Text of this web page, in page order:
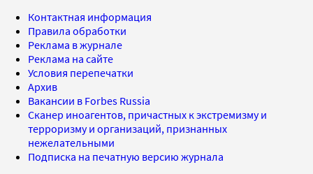
Контактная информация
Правила обработки
Реклама в журнале
Реклама на сайте
Условия перепечатки
Архив
Вакансии в Forbes Russia
Сканер иноагентов, причастных к экстремизму и
терроризму и организаций, признанных
нежелательными
Подписка на печатную версию журнала